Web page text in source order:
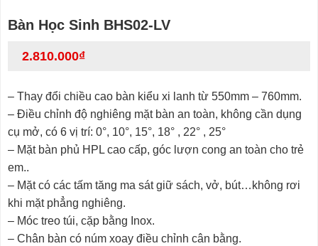
Bàn Học Sinh BHS02-LV
2.810.000₫
– Thay đổi chiều cao bàn kiểu xi lanh từ 550mm – 760mm.
– Điều chỉnh độ nghiêng mặt bàn an toàn, không cần dụng
cụ mở, có 6 vị trí: 0°, 10°, 15°, 18° , 22° , 25°
– Mặt bàn phủ HPL cao cấp, góc lượn cong an toàn cho trẻ
em..
– Mặt có các tấm tăng ma sát giữ sách, vở, bút…không rơi
khi mặt phẳng nghiêng.
– Móc treo túi, cặp bằng Inox.
– Chân bàn có núm xoay điều chỉnh cân bằng.